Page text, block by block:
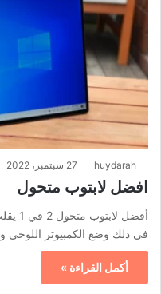
huydarah 27 سبتمبر، 2022
افضل لابتوب متحول
في ذلك وضع الكمبيوتر
أكمل القراءة »